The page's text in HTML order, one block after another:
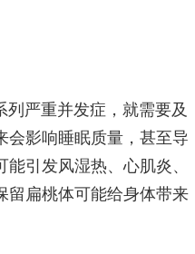
严重并发症，就需要及
会影响睡眠质量，甚至导
引发风湿热、心肌炎、
留扁桃体可能给身体带来